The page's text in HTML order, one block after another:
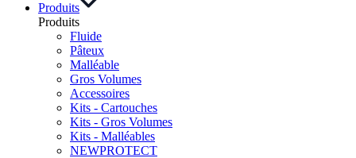
Produits
Produits
Fluide
Pâteux
Malléable
Gros Volumes
Accessoires
Kits - Cartouches
Kits - Gros Volumes
Kits - Malléables
NEWPROTECT